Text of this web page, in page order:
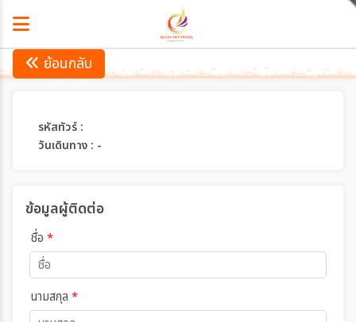
ย้อนกลับ
รหัสทัวร์ :
วันเดินทาง : -
ข้อมูลผู้ติดต่อ
ชื่อ *
นามสกุล *